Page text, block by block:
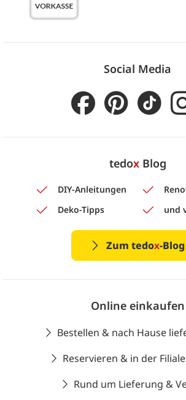
Social Media
tedoxBlog
DIY-Anleitungen
Deko-Tipps
und
Zum tedox-Blog
Online einkaufen
Bestellen & nach Hause
Reservieren & in der
Rund um Lieferung &